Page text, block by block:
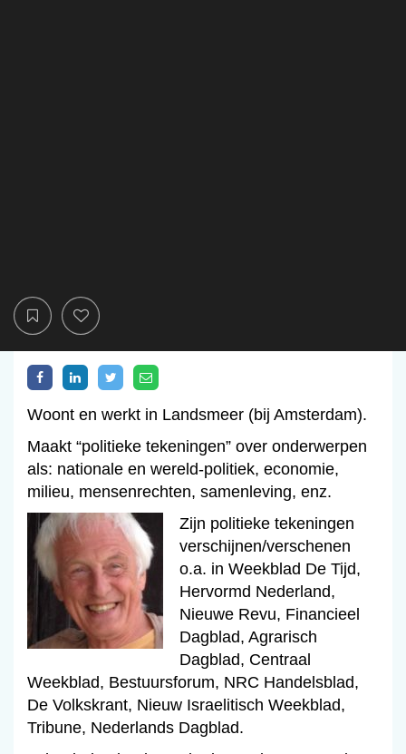
Woont en werkt in Landsmeer (bij Amsterdam).
Maakt “politieke tekeningen” over onderwerpen
als: nationale en wereld-politiek, economie,
milieu, mensenrechten, samenleving, enz.
Zijn politieke tekeningen
verschijnen/verschenen
o.a. in Weekblad De Tijd,
Hervormd Nederland,
Nieuwe Revu, Financieel
Dagblad, Agrarisch
Dagblad, Centraal
Weekblad, Bestuursforum, NRC Handelsblad,
De Volkskrant, Nieuw Israelitisch Weekblad,
Tribune, Nederlands Dagblad.